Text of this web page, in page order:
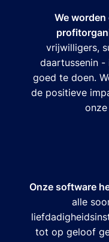
We
vrijwilligers,
daartussenin -
goed te doen.
de positieve
Onze software
alle
tot op geloof